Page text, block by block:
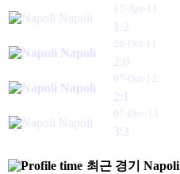
Napoli
17-Apr-11
1:2
Napoli
26-Oct-11
2:0
Napoli
07-Oct-12
2:1
Napoli
07-Dec-13
3:3
최근 경기 Napoli